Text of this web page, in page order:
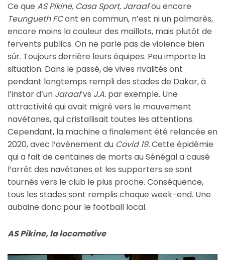
Ce que AS Pikine, Casa Sport, Jaraafou encore
Teungueth FCont en commun, n’est ni un palmarès,
encore moins la couleur des maillots, mais plutôt de
fervents publics. On ne parle pas de violence bien
sûr. Toujours derrière leurs équipes. Peu importe la
situation. Dans le passé, de vives rivalités ont
pendant longtemps rempli des stades de Dakar, à
l’instar d’un Jaraafvs J.A. par exemple. Une
attractivité qui avait migré vers le mouvement
navétanes, qui cristallisait toutes les attentions.
Cependant, la machine a finalement été relancée en
2020, avec l’avènement du Covid 19.Cette épidémie
qui a fait de centaines de morts au Sénégal a causé
l’arrêt des navétanes et les supporters se sont
tournés vers le club le plus proche. Conséquence,
tous les stades sont remplis chaque week-end. Une
aubaine donc pour le football local.
AS Pikine, la locomotive